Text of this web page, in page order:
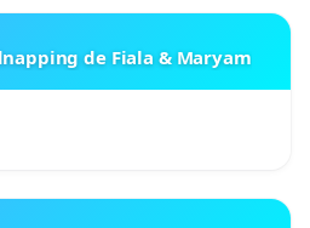
de Fiala & Maryam